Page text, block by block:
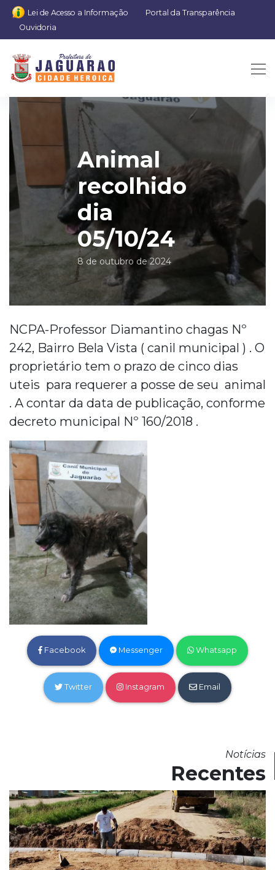
Lei de Acesso a Informação
Portal da Transparência
Ouvidoria
Animal
recolhido
dia
05/10/24
8 de outubro de 2024
NCPA-Professor Diamantino chagas Nº
242, Bairro Bela Vista ( canil municipal ) . O
proprietário tem o prazo de cinco dias
uteis para requerer a posse de seu animal
. A contar da data de publicação, conforme
decreto municipal Nº 160/2018 .
Facebook Messenger Whatsapp
Twitter Instagram Email
Notícias
Recentes